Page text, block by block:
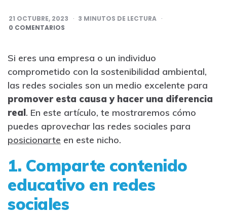
21 OCTUBRE, 2023 3 MINUTOS DE LECTURA
0 COMENTARIOS
Si eres una empresa o un individuo
comprometido con la sostenibilidad ambiental,
las redes sociales son un medio excelente para
promover esta causa y hacer una diferencia
real. En este artículo, te mostraremos cómo
puedes aprovechar las redes sociales para
posicionarte en este nicho.
1. Comparte contenido
educativo en redes
sociales